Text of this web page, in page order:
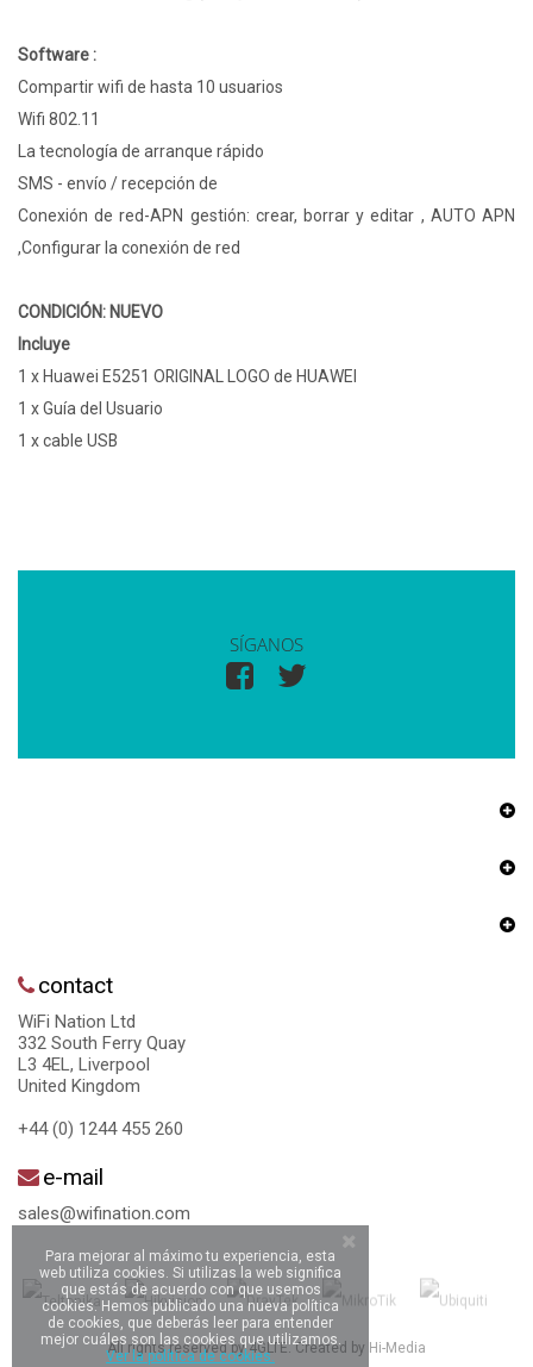
Software :
Compartir wifi de hasta 10 usuarios
Wifi 802.11
La tecnología de arranque rápido
SMS - envío / recepción de
Conexión de red-APN gestión: crear, borrar y editar , AUTO APN
,Configurar la conexión de red
CONDICIÓN: NUEVO
Incluye
1 x Huawei E5251 ORIGINAL LOGO de HUAWEI
1 x Guía del Usuario
1 x cable USB
SÍGANOS
contact
WiFi Nation Ltd
332 South Ferry Quay
L3 4EL, Liverpool
United Kingdom
+44 (0) 1244 455 260
e-mail
sales@wifination.com
All rights reserved by 4GLTE. Created by Hi-Media
Para mejorar al máximo tu experiencia, esta
web utiliza cookies. Si utilizas la web significa
que estás de acuerdo con que usemos
cookies. Hemos publicado una nueva política
de cookies, que deberás leer para entender
mejor cuáles son las cookies que utilizamos.
Ver la política de cookies.